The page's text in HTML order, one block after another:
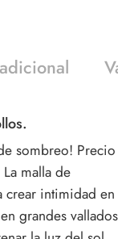
sombreo! Precio
malla de
crear intimidad en
grandes vallados